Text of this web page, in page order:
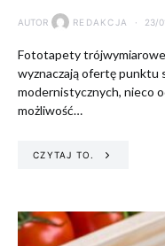
AUTOR REDAKCJA 23/
Fototapety
wyznaczają ofertę punktu
modernistycznych, nieco
możliwość…
CZYTAJ TO.